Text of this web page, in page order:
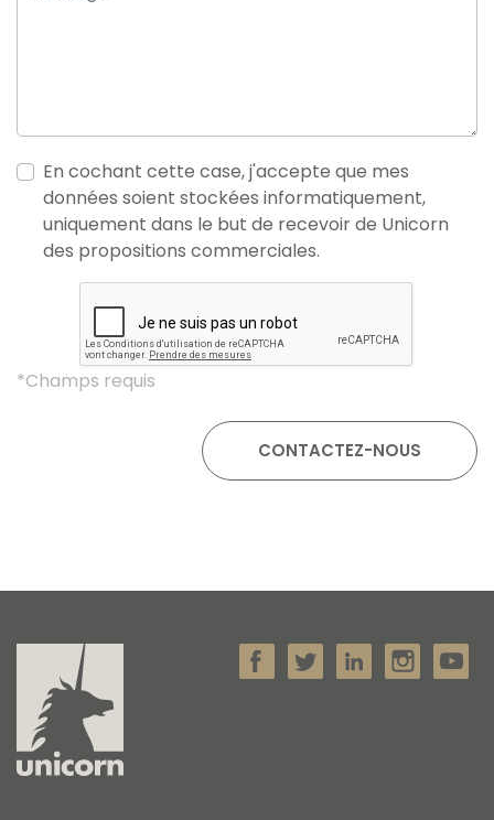
En cochant cette case, j'accepte que mes
données soient stockées informatiquement,
uniquement dans le but de recevoir de Unicorn
des propositions commerciales.
*Champs requis